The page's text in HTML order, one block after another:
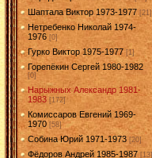
Шаптала Виктор 1973-1977 [21]
Нетребенко Николай 1974-
1976 [0]
Гурко Виктор 1975-1977 [1]
Горепёкин Сергей 1980-1982
[0]
Нарыжных Александр 1981-
1983 [172]
Комиссаров Евгений 1969-
1970 [58]
Собина Юрий 1971-1973 [20]
Фёдоров Андрей 1985-1987 [13]